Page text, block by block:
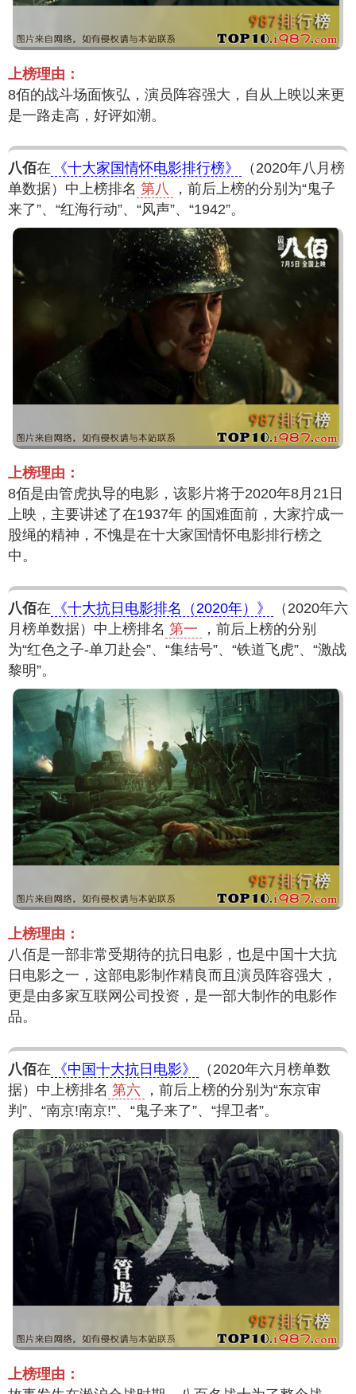
上榜理由：
8佰的战斗场面恢弘，演员阵容强大，自从上映以来更
是一路走高，好评如潮。
八佰在 《十大家国情怀电影排行榜》
（2020年八月榜
单数据）中上榜排名 第八
，前后上榜的分别为“鬼子
来了”、“红海行动”、“风声”、“1942”。
上榜理由：
8佰是由管虎执导的电影，该影片将于2020年8月21日
上映，主要讲述了在1937年 的国难面前，大家拧成一
股绳的精神，不愧是在十大家国情怀电影排行榜之
中。
八佰在 《十大抗日电影排名（2020年）》
（2020年六
月榜单数据）中上榜排名 第一
，前后上榜的分别
为“红色之子-单刀赴会”、“集结号”、“铁道飞虎”、“激战
黎明”。
上榜理由：
八佰是一部非常受期待的抗日电影，也是中国十大抗
日电影之一，这部电影制作精良而且演员阵容强大，
更是由多家互联网公司投资，是一部大制作的电影作
品。
八佰在 《中国十大抗日电影》
（2020年六月榜单数
据）中上榜排名 第六
，前后上榜的分别为“东京审
判”、“南京!南京!”、“鬼子来了”、“捍卫者”。
上榜理由：